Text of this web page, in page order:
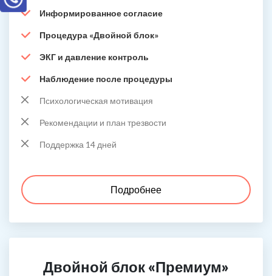
Информированное согласие
Процедура «Двойной блок»
ЭКГ и давление контроль
Наблюдение после процедуры
Психологическая мотивация
Рекомендации и план трезвости
Поддержка 14 дней
Подробнее
Двойной блок «Премиум»